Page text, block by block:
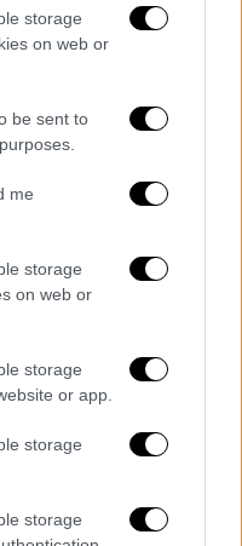
storage
on web or
be sent to
me
storage
on web or
storage
or app.
storage
storage
που
Οδυσσέα
ταχθεί η
Γερουλάνος, ο
συνεδρίαση. Το
του πολιτικού
και
επίσπευση των